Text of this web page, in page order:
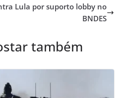
Lula por suporto lobby no
BNDES
também